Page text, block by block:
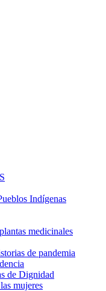
Indígenas
medicinales
de pandemia
de Dignidad
mujeres